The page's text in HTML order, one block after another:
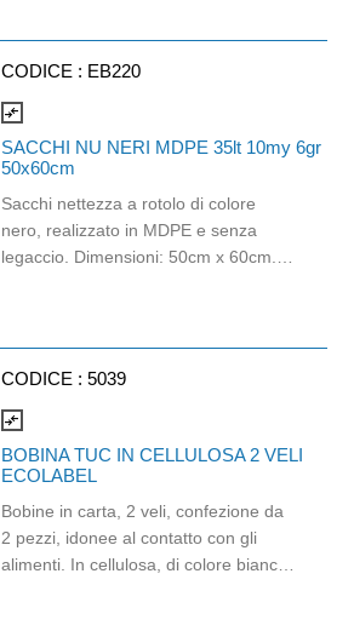
contaminazione è medio - alto. Da
utilizzare con telaio MA610. Dotato di
etichette codice colore.
CODICE : EB220
compare_arrows
SACCHI NU NERI MDPE 35lt 10my 6gr
50x60cm
Sacchi nettezza a rotolo di colore
nero, realizzato in MDPE e senza
legaccio. Dimensioni: 50cm x 60cm.
CODICE : 5039
compare_arrows
BOBINA TUC IN CELLULOSA 2 VELI
ECOLABEL
Bobine in carta, 2 veli, confezione da
2 pezzi, idonee al contatto con gli
alimenti. In cellulosa, di colore bianco